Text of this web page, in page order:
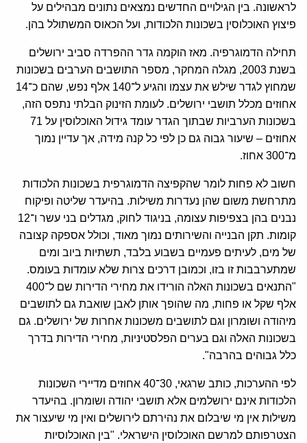
לראשונה. בין הגילויים החדשים נמצאים נתונים מבהילים על
פיצוץ האוכלוסין בשכונות הלכודות, ועל הכאוס המשתולל בהן.
תחילה הדמוגרפיה. מאז הוקמה גדר ההפרדה סביב ירושלים
בשנת 2003, מגלה המחקר, מספר התושבים הערבים בשכונות
שמחוץ לגדר שילש את עצמו והגיע ל־140 אלף נפש, שהם כ־14
אחוזים מכלל תושבי ירושלים. לעומת הזינוק הבלתי נתפס הזה,
בשכונות הערביות שבתוך הגדר עומד גידול האוכלוסין על 71
אחוזים – שיעור גבוה גם כן לפי כל קנה מידה, אך עדיין נמוך
מ־300 אחוז.
חשוב לא פחות לומר שהקפיצה הדמוגרפית בשכונות הלכודות
מתרחשת משום שהן נעדרות משילות. בהיעדר שליטה ופיקוח
נבנים בהן בצפיפות עצומה, בניגוד לחוק, מגדלים בני עשר ו־12
קומות. תקן הבנייה והשירותים נמוך מאוד, וכולל אספקה קצובה
של מים, לעיתים פעמיים בשבוע בלבד, תשתיות ביוב ומים
שמתערבבות זו בזו, וכמובן דרכים צרות שלא עומדות בעומס.
"התנאים בשכונות האלה הורידו את מחירי הדירות שם ל־400
אלף שקל או פחות, מה שהופך אותן לאבן שואבת גם לתושבים
מיהודה ושומרון וגם לתושבים משכונות אחרות של ירושלים. גם
בשכונות האלה וגם בערים הפלסטיניות, מחירי הדירות בדרך
כלל גבוהים בהרבה".
לפי ההערכות, כותב שרגאי, 30־40 אחוזים מדיירי השכונות
הלכודות אינם ירושלמים אלא תושבי יהודה ושומרון. בהיעדר
משילות אין מי שיבלום את נהירתם לירושלים ואין מי שיעצור את
הצטרפותם למרשם האוכלוסין הישראלי. "בין האוכלוסיות